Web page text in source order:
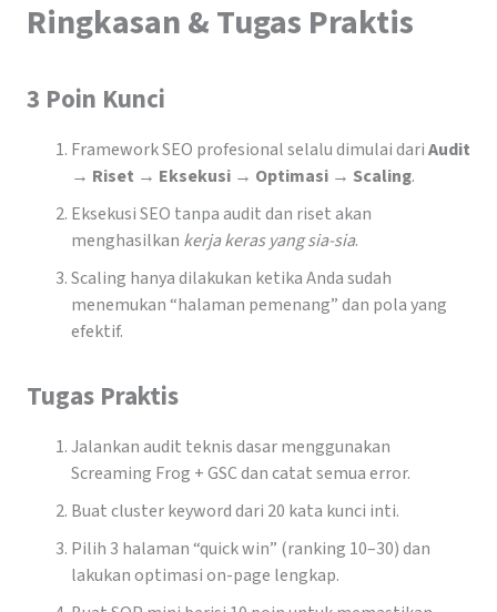
Ringkasan & Tugas Praktis
3 Poin Kunci
Framework SEO profesional selalu dimulai dariAudit
→ Riset → Eksekusi → Optimasi → Scaling.
Eksekusi SEO tanpa audit dan riset akan
menghasilkan kerja keras yang sia-sia.
Scaling hanya dilakukan ketika Anda sudah
menemukan “halaman pemenang” dan pola yang
efektif.
Tugas Praktis
Jalankan audit teknis dasar menggunakan
Screaming Frog + GSC dan catat semua error.
Buat cluster keyword dari 20 kata kunci inti.
Pilih 3 halaman “quick win” (ranking 10–30) dan
lakukan optimasi on-page lengkap.